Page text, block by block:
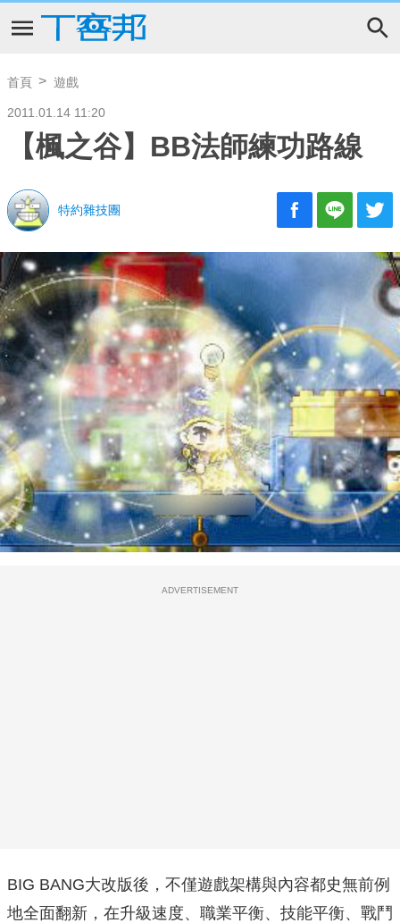
首頁 遊戲
2011.01.14 11:20
【楓之谷】BB法師練功路線
特約雜技團
ADVERTISEMENT
BIG BANG大改版後，不僅遊戲架構與內容都史無前例
地全面翻新，在升級速度、職業平衡、技能平衡、戰鬥